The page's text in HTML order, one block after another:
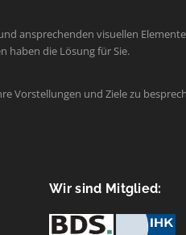
ansprechenden visuellen
haben die Lösung für Sie.
Vorstellungen und Ziele zu
Wir sind Mitglied: